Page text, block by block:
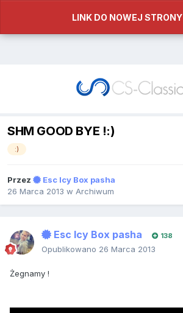
LINK DO NOWEJ STRONY
SHM GOOD BYE !:)
:)
Przez
Esc Icy Box pasha
26 Marca 2013 w Archiwum
Esc Icy Box pasha 138
Opublikowano 26 Marca 2013
Żegnamy !